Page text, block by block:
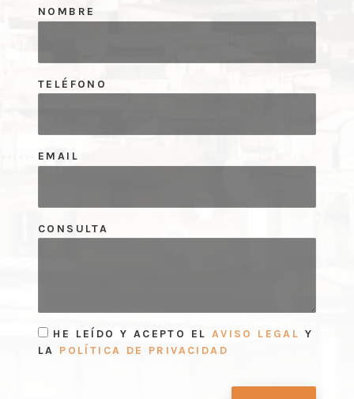
NOMBRE
TELÉFONO
EMAIL
CONSULTA
HE LEÍDO Y ACEPTO EL AVISO LEGAL Y
LA POLÍTICA DE PRIVACIDAD